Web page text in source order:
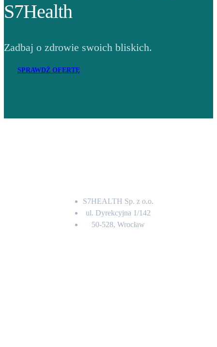
S7Health
Zadbaj o zdrowie swoich bliskich.
SPRAWDŹ OFERTĘ
S7HEALTH Sp. z o.o.
ul. Dyrekcyjna 1/142
50-528, Wrocław